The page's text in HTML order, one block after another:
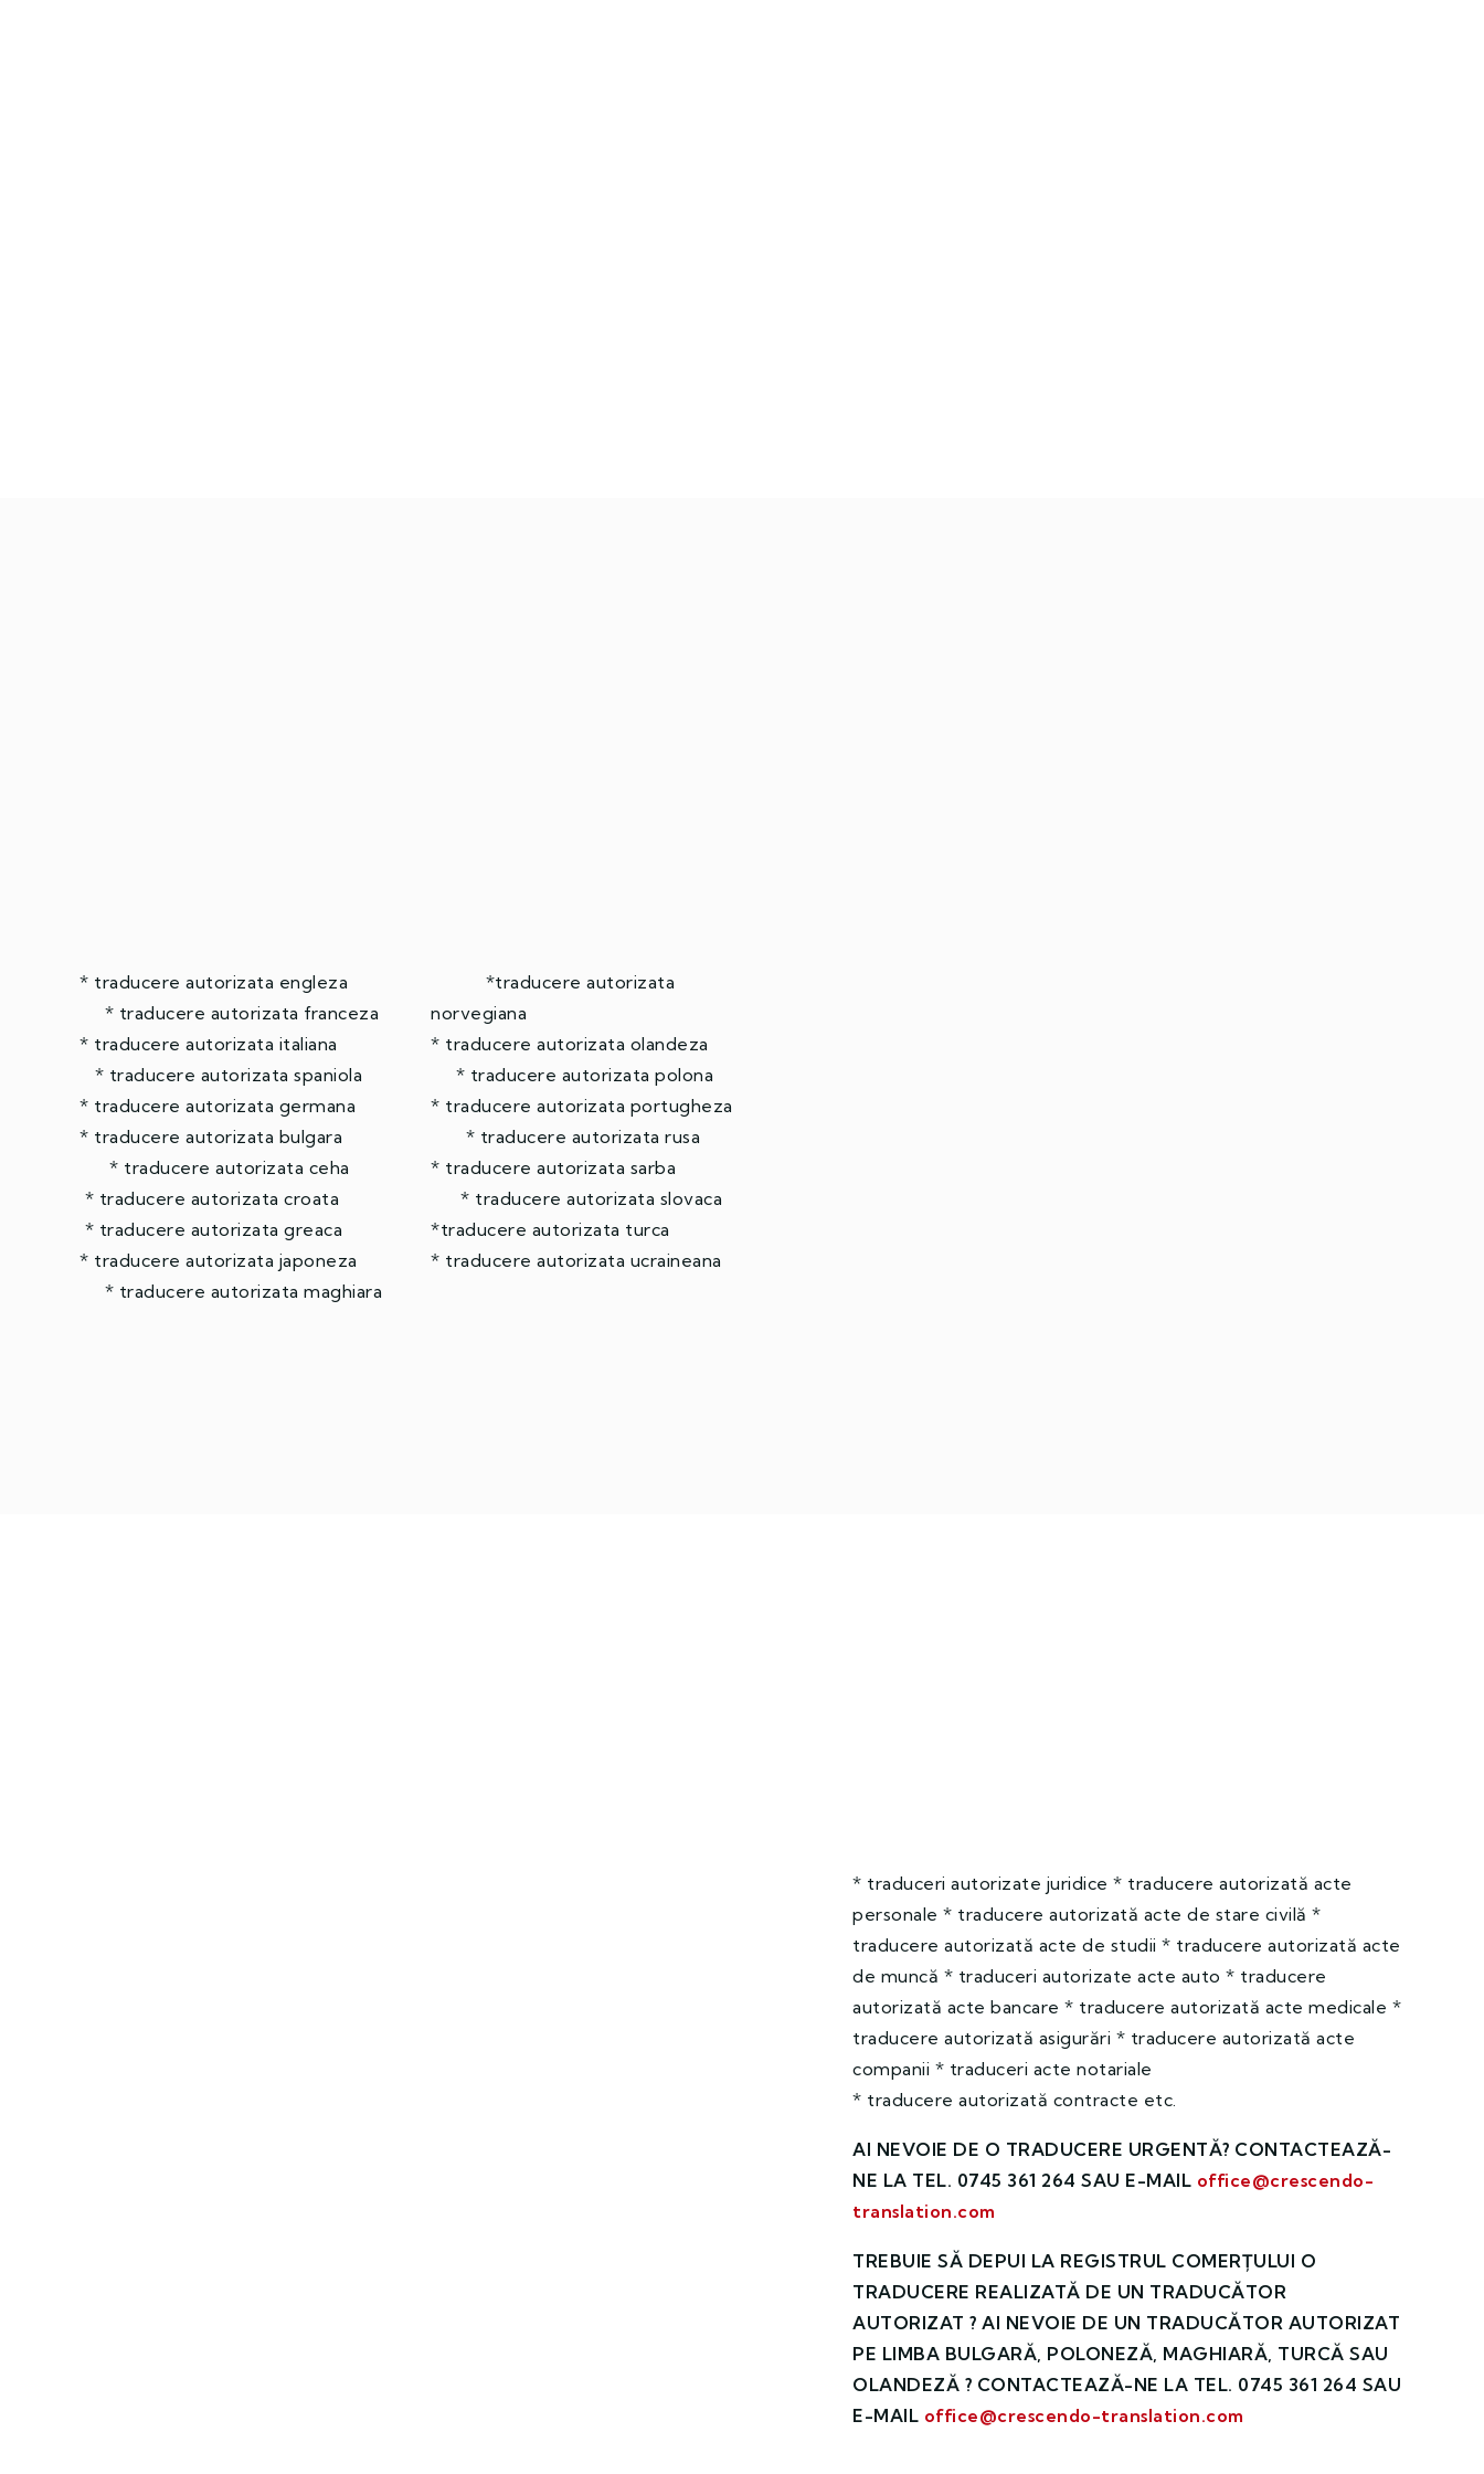
* traducere autorizata engleza
* traducere autorizata franceza
* traducere autorizata italiana
* traducere autorizata spaniola
* traducere autorizata germana
* traducere autorizata bulgara
* traducere autorizata ceha
* traducere autorizata croata
* traducere autorizata greaca
* traducere autorizata japoneza
* traducere autorizata maghiara
*traducere autorizata
norvegiana
* traducere autorizata olandeza
* traducere autorizata polona
* traducere autorizata portugheza
* traducere autorizata rusa
* traducere autorizata sarba
* traducere autorizata slovaca
*traducere autorizata turca
* traducere autorizata ucraineana
* traduceri autorizate juridice * traducere autorizată acte
personale * traducere autorizată acte de stare civilă *
traducere autorizată acte de studii * traducere autorizată acte
de muncă * traduceri autorizate acte auto * traducere
autorizată acte bancare * traducere autorizată acte medicale *
traducere autorizată asigurări * traducere autorizată acte
companii * traduceri acte notariale
* traducere autorizată contracte etc.
AI NEVOIE DE O TRADUCERE URGENTĂ? CONTACTEAZĂ-
NE LA TEL. 0745 361 264 SAU E-MAIL office@crescendo-
translation.com
TREBUIE SĂ DEPUI LA REGISTRUL COMERȚULUI O
TRADUCERE REALIZATĂ DE UN TRADUCĂTOR
AUTORIZAT ? AI NEVOIE DE UN TRADUCĂTOR AUTORIZAT
PE LIMBA BULGARĂ, POLONEZĂ, MAGHIARĂ, TURCĂ SAU
OLANDEZĂ ? CONTACTEAZĂ-NE LA TEL. 0745 361 264 SAU
E-MAIL office@crescendo-translation.com